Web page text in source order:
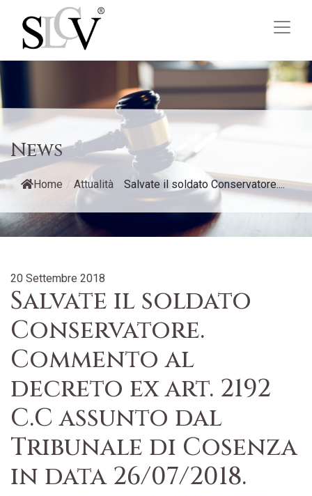
News
Home / Attualità Salvate il soldato Conservatore....
20 Settembre 2018
Salvate il soldato
Conservatore.
Commento al
decreto ex art. 2192
C.C assunto dal
Tribunale di Cosenza
in data 26/07/2018.